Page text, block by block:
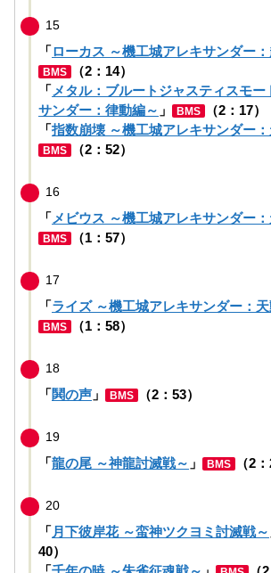
15
「ローカス ～機工城アレキサンダー
BMS
（2：14）
「 メタル：ブルートジャスティスモー
サンダー：律動編～ 」 BMS
（2：17）
「指数崩壊 ～機工城アレキサンダー
BMS （2：52）
16
「 メビウス ～機工城アレキサンダー
BMS （1：57）
17
「ライズ ～機工城アレキサンダー：
BMS （1：58）
18
「鬨の声 」 BMS （2：53）
19
「龍の尾 ～神龍討滅戦～ 」 BMS （2：
20
「 月下彼岸花 ～蛮神ツクヨミ討滅戦～
40）